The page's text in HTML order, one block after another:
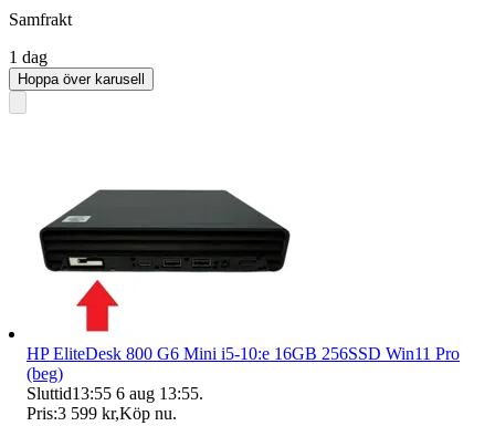
Samfrakt
1 dag
Hoppa över karusell
HP EliteDesk 800 G6 Mini i5-10:e 16GB 256SSD Win11 Pro
(beg)
Sluttid13:55 6 aug 13:55.
Pris:3 599 kr,Köp nu.